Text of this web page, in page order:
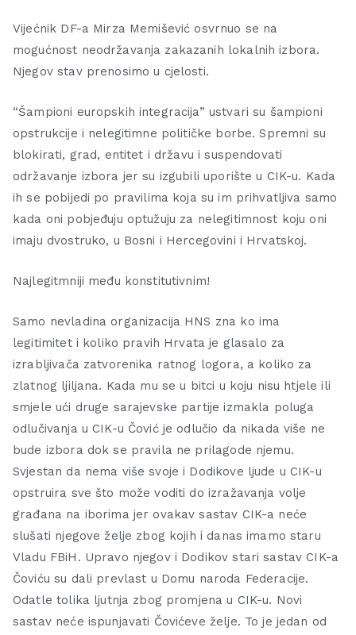
Vijećnik DF-a Mirza Memišević osvrnuo se na
mogućnost neodržavanja zakazanih lokalnih izbora.
Njegov stav prenosimo u cjelosti.
“Šampioni europskih integracija” ustvari su šampioni
opstrukcije i nelegitimne političke borbe. Spremni su
blokirati, grad, entitet i državu i suspendovati
održavanje izbora jer su izgubili uporište u CIK-u. Kada
ih se pobijedi po pravilima koja su im prihvatljiva samo
kada oni pobjeđuju optužuju za nelegitimnost koju oni
imaju dvostruko, u Bosni i Hercegovini i Hrvatskoj.
Najlegitmniji među konstitutivnim!
Samo nevladina organizacija HNS zna ko ima
legitimitet i koliko pravih Hrvata je glasalo za
izrabljivača zatvorenika ratnog logora, a koliko za
zlatnog ljiljana. Kada mu se u bitci u koju nisu htjele ili
smjele ući druge sarajevske partije izmakla poluga
odlučivanja u CIK-u Čović je odlučio da nikada više ne
bude izbora dok se pravila ne prilagode njemu.
Svjestan da nema više svoje i Dodikove ljude u CIK-u
opstruira sve što može voditi do izražavanja volje
građana na iborima jer ovakav sastav CIK-a neće
slušati njegove želje zbog kojih i danas imamo staru
Vladu FBiH. Upravo njegov i Dodikov stari sastav CIK-a
Čoviću su dali prevlast u Domu naroda Federacije.
Odatle tolika ljutnja zbog promjena u CIK-u. Novi
sastav neće ispunjavati Čovićeve želje. To je jedan od